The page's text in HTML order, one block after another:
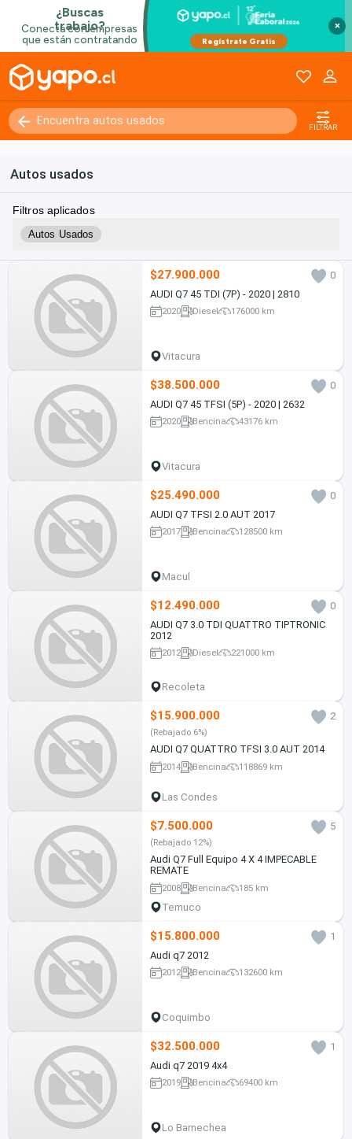
×
FILTRAR
Autos usados
Filtros aplicados
Autos Usados
$27.900.000
0
AUDI Q7 45 TDI (7P) - 2020 | 2810
2020 Diesel 176000 km
Vitacura
$38.500.000
0
AUDI Q7 45 TFSI (5P) - 2020 | 2632
2020 Bencina 43176 km
Vitacura
$25.490.000
0
AUDI Q7 TFSI 2.0 AUT 2017
2017 Bencina 128500 km
Macul
$12.490.000
0
AUDI Q7 3.0 TDI QUATTRO TIPTRONIC
2012
2012 Diesel 221000 km
Recoleta
$15.900.000 2
(Rebajado 6%)
AUDI Q7 QUATTRO TFSI 3.0 AUT 2014
2014 Bencina 118869 km
Las Condes
$7.500.000 5
(Rebajado 12%)
Audi Q7 Full Equipo 4 X 4 IMPECABLE
REMATE
2008 Bencina 185 km
Temuco
$15.800.000
1
Audi q7 2012
2012 Bencina 132600 km
Coquimbo
$32.500.000
1
Audi q7 2019 4x4
2019 Bencina 69400 km
Lo Barnechea